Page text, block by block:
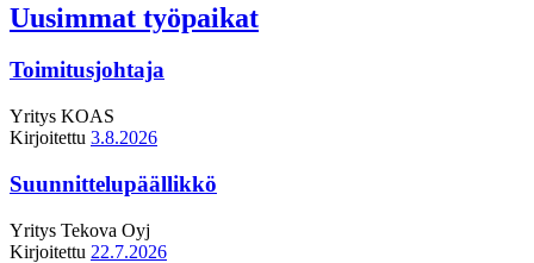
Uusimmat työpaikat
Toimitusjohtaja
Yritys KOAS
Kirjoitettu 3.8.2026
Suunnittelupäällikkö
Yritys Tekova Oyj
Kirjoitettu 22.7.2026